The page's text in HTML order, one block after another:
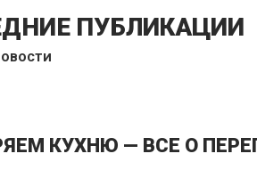
ПУБЛИКАЦИИ
КУХНЮ — ВСЕ О